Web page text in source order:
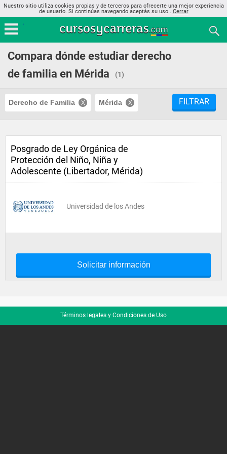
Nuestro sitio utiliza cookies propias y de terceros para ofrecerte una mejor experiencia
de usuario. Si continúas navegando aceptás su uso.. Cerrar
Compara dónde estudiar derecho
de familia en Mérida
(1)
Derecho de Familia Mérida FILTRAR
Posgrado de Ley Orgánica de
Protección del Niño, Niña y
Adolescente (Libertador, Mérida)
Universidad de los Andes
Solicitar información
Términos legales y Condiciones de Uso